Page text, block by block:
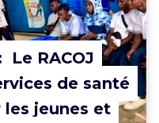
RACOJ
de santé
jeunes et